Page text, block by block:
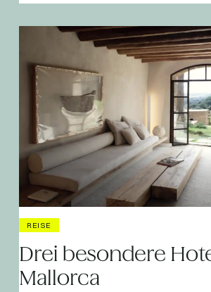
REISE
Drei besondere
Mallorca